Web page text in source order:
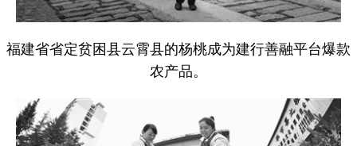
福建省省定贫困县云霄县的杨桃成为建行善融平台爆款
农产品。